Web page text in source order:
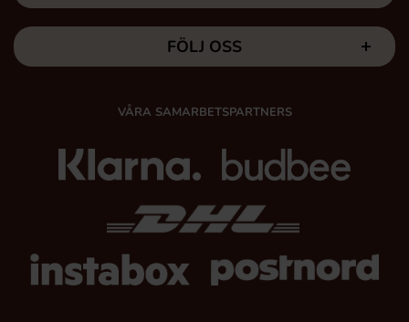
FÖLJ OSS
VÅRA SAMARBETSPARTNERS